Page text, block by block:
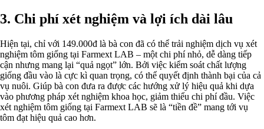
3. Chi phí xét nghiệm và lợi ích dài lâu
Hiện tại, chỉ với 149.000đ là bà con đã có thể trải nghiệm dịch vụ xét
nghiệm tôm giống tại Farmext LAB – một chi phí nhỏ, dễ dàng tiếp
cận nhưng mang lại “quả ngọt” lớn. Bởi việc kiểm soát chất lượng
giống đầu vào là cực kì quan trọng, có thể quyết định thành bại của cả
vụ nuôi. Giúp bà con đưa ra được các hướng xử lý hiệu quả khi dựa
vào phương pháp xét nghiệm khoa học, giảm thiểu chi phí đầu. Việc
xét nghiệm tôm giống tại Farmext LAB sẽ là “tiền đề” mang tới vụ
tôm đạt hiệu quả cao hơn.